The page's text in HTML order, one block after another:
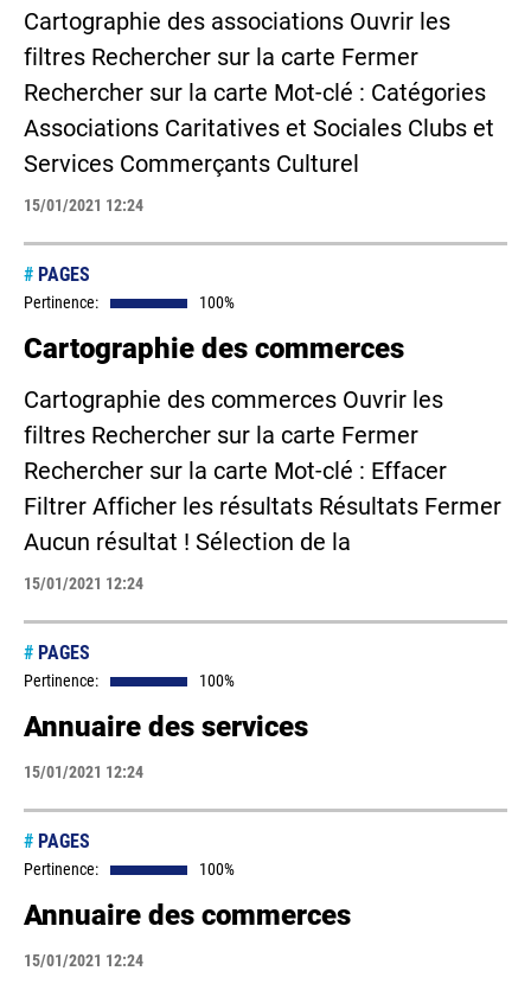
Cartographie des associations Ouvrir les
filtres Rechercher sur la carte Fermer
Rechercher sur la carte Mot-clé : Catégories
Associations Caritatives et Sociales Clubs et
Services Commerçants Culturel
15/01/2021 12:24
# PAGES
Pertinence: 100%
Cartographie des commerces
Cartographie des commerces Ouvrir les
filtres Rechercher sur la carte Fermer
Rechercher sur la carte Mot-clé : Effacer
Filtrer Afficher les résultats Résultats Fermer
Aucun résultat ! Sélection de la
15/01/2021 12:24
# PAGES
Pertinence: 100%
Annuaire des services
15/01/2021 12:24
# PAGES
Pertinence: 100%
Annuaire des commerces
15/01/2021 12:24